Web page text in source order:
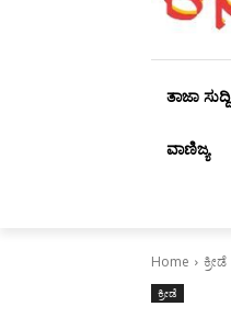
ತಾಜಾ ಸುದ್ದಿ
ವಾಣಿಜ್ಯ
Home ಕ್ರೀಡೆ
ಕ್ರೀಡೆ